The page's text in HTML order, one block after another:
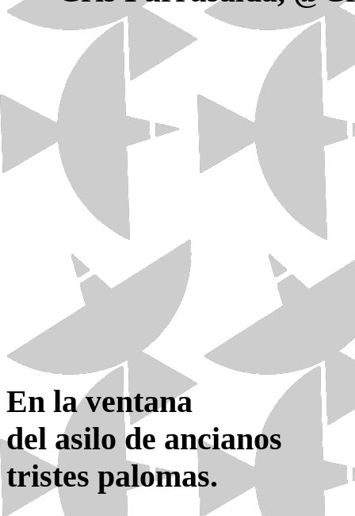
En la ventana
del asilo de ancianos
tristes palomas.